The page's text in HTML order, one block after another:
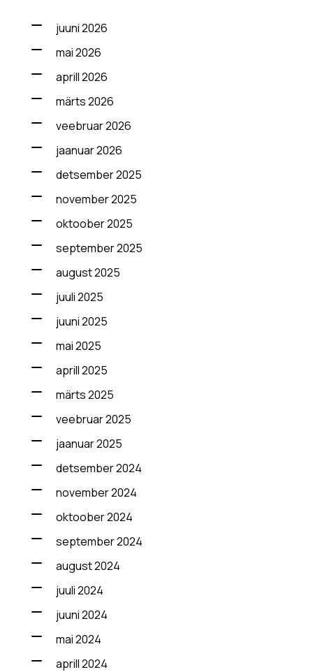
juuni 2026
mai 2026
aprill 2026
märts 2026
veebruar 2026
jaanuar 2026
detsember 2025
november 2025
oktoober 2025
september 2025
august 2025
juuli 2025
juuni 2025
mai 2025
aprill 2025
märts 2025
veebruar 2025
jaanuar 2025
detsember 2024
november 2024
oktoober 2024
september 2024
august 2024
juuli 2024
juuni 2024
mai 2024
aprill 2024